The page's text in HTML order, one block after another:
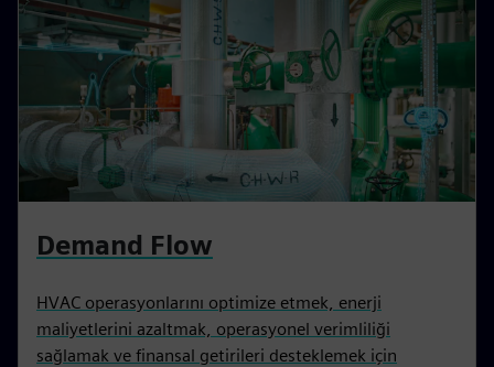
Demand Flow
HVAC operasyonlarını optimize etmek, enerji
maliyetlerini azaltmak, operasyonel verimliliği
sağlamak ve finansal getirileri desteklemek için